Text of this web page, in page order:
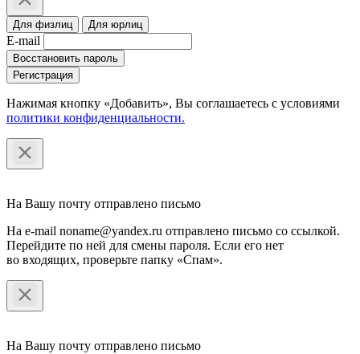
Для физлиц Для юрлиц
E-mail
Восстановить пароль
Регистрация
Нажимая кнопку «Добавить», Вы соглашаетесь c условиями
политики конфиденциальности.
На Вашу почту отправлено письмо
На e-mail noname@yandex.ru отправлено письмо со ссылкой.
Перейдите по ней для смены пароля. Если его нет
во входящих, проверьте папку «Спам».
На Вашу почту отправлено письмо